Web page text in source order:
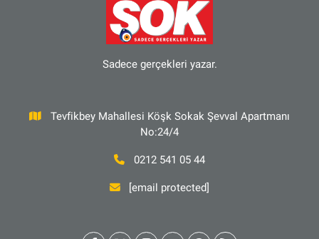
Sadece gerçekleri yazar.
Tevfikbey Mahallesi Köşk Sokak Şevval Apartmanı
No:24/4
0212 541 05 44
[email protected]